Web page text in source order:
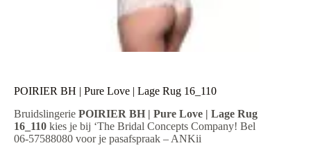
POIRIER BH | Pure Love | Lage Rug 16_110
Bruidslingerie POIRIER BH | Pure Love | Lage Rug
16_110 kies je bij ‘The Bridal Concepts Company! Bel
06-57588080 voor je pasafspraak – ANKii